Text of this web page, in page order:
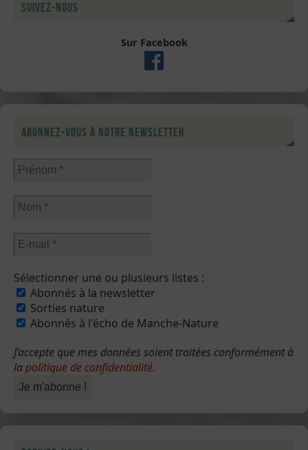
Suivez-nous
Sur Facebook
Abonnez-vous à notre newsletter
Sélectionner une ou plusieurs listes :
Abonnés à la newsletter
Sorties nature
Abonnés à l'écho de Manche-Nature
J’accepte que mes données soient traitées conformément à
lapolitique de confidentialité.